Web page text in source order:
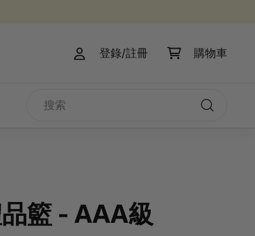
登錄/註冊 購物車
籃 - AAA級